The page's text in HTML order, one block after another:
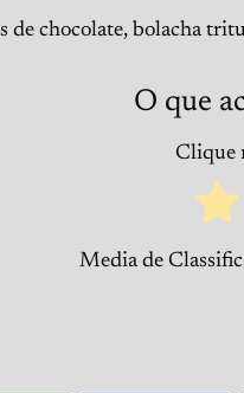
de chocolate, bolacha
O que
Clique
Media de